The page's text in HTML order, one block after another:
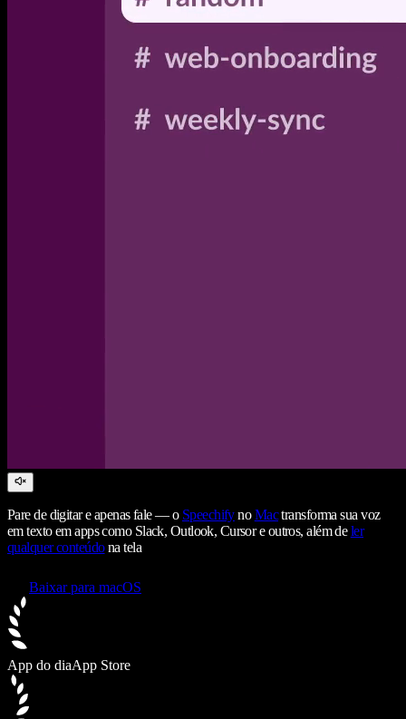
Pare de digitar e apenas fale — o SpeechifynoMactransforma sua voz
em texto em apps como Slack, Outlook, Cursor e outros, além deler
qualquer conteúdona tela
Baixar para macOS
App do diaApp Store